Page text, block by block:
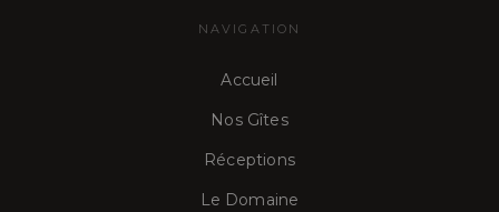
NAVIGATION
Accueil
Nos Gîtes
Réceptions
Le Domaine